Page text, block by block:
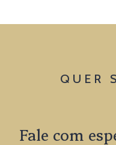
QUER
Fale com